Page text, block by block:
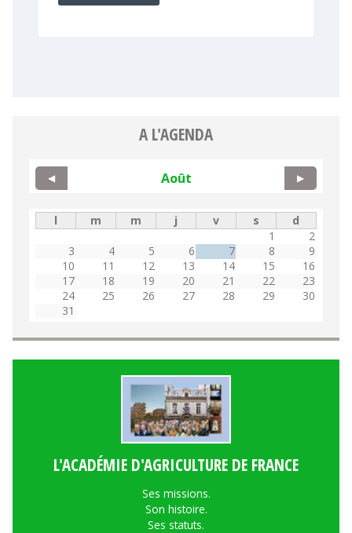
A L'AGENDA
Août
◀ ▶
l m m j v s
d
1
2
3
4 5 6 7 8
9
10
11 12 13 14 15
16
17
18 19 20 21 22
23
24
25 26 27 28 29
30
31
L'ACADÉMIE D'AGRICULTURE DE FRANCE
Ses missions.
Son histoire.
Ses statuts.